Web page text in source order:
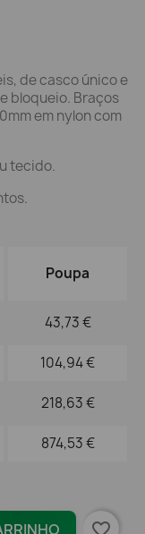
de casco único e
bloqueio. Braços
em nylon com
tecido.
Poupa
43,73 €
104,94 €
218,63 €
874,53 €
favorite_border